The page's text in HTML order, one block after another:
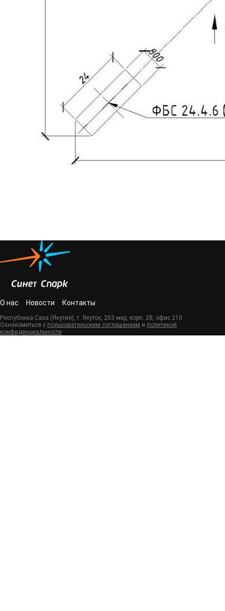
О нас Новости Контакты
Республика Саха (Якутия), г. Якутск, 203 мкр, корп. 28, офис 210
Ознакомиться с пользовательским соглашением и политикой
конфиденциальности